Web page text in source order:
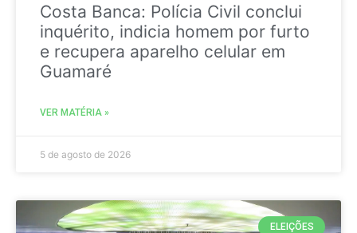
Costa Banca: Polícia Civil conclui
inquérito, indicia homem por furto
e recupera aparelho celular em
Guamaré
VER MATÉRIA »
5 de agosto de 2026
ELEIÇÕES